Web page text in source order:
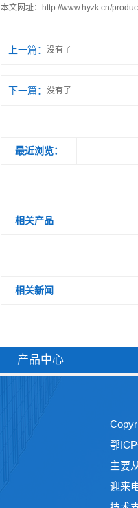
本文网址： http://www.hyzk.cn/
上一篇： 没有了
下一篇： 没有了
最近浏览：
相关产品
相关新闻
产品中心
鄂
主要
迎来